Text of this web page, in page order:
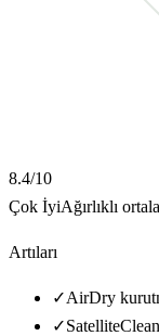
8.4/10
Çok İyiAğırlıklı
Artıları
✓AirDry
✓